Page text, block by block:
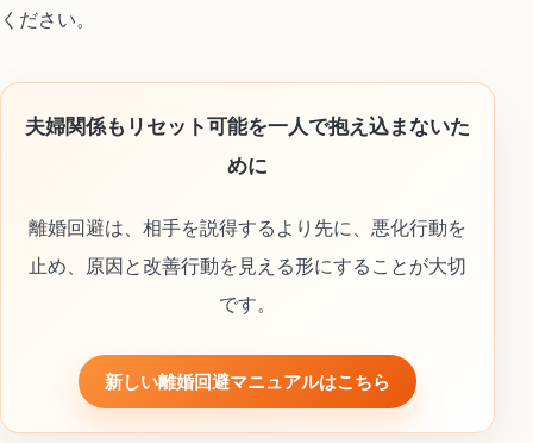
ください。
夫婦関係もリセット可能を一人で抱え込まないた
めに
離婚回避は、相手を説得するより先に、悪化行動を
止め、原因と改善行動を見える形にすることが大切
です。
新しい離婚回避マニュアルはこちら